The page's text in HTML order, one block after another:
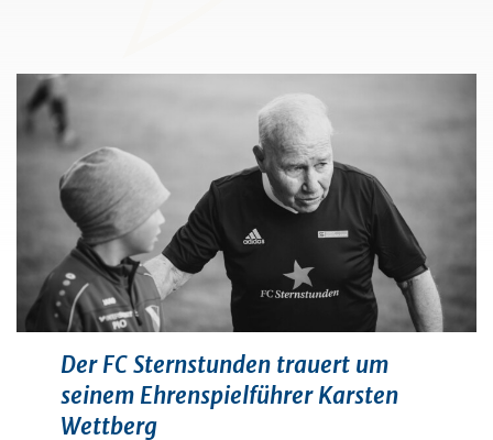
Der FC Sternstunden trauert um
seinem Ehrenspielführer Karsten
Wettberg